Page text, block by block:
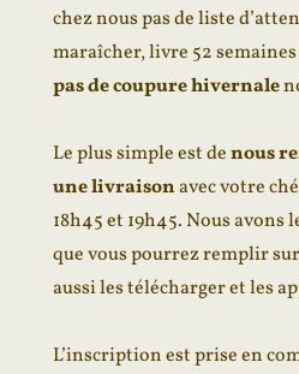
chez nous pas de liste
maraîcher, livre 52
pas de coupure hivernale
Le plus simple est denous
une livraisonavec votre
18h45 et 19h45. Nous avons
que vous pourrez remplir
aussi les télécharger et les
L’inscription est prise en